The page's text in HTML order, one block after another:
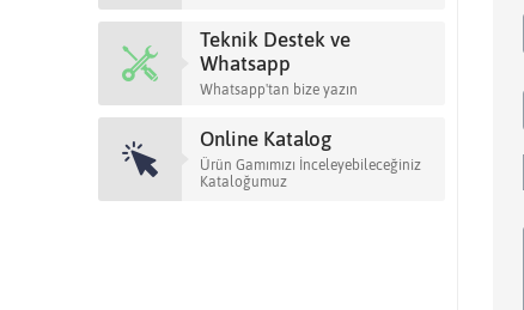
Teknik Destek ve
Whatsapp
Whatsapp'tan bize yazın
Online Katalog
Ürün Gamımızı İnceleyebileceğiniz
Kataloğumuz